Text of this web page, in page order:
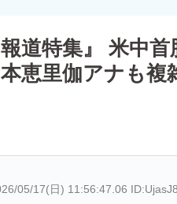
報道特集』 米中
里伽アナも複
05/17(日) 11:56:47.06